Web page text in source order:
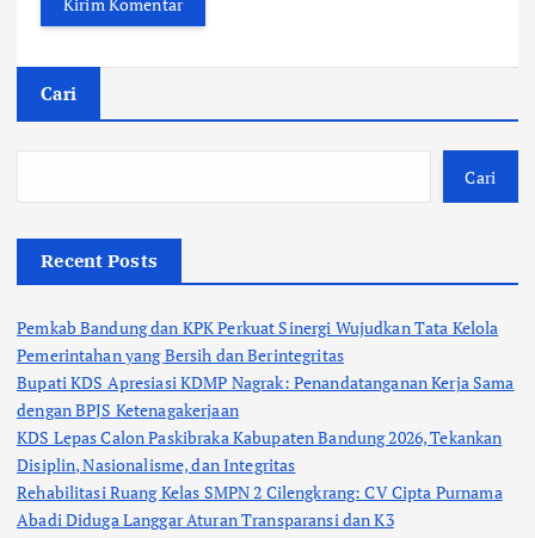
Cari
Cari
Recent Posts
Pemkab Bandung dan KPK Perkuat Sinergi Wujudkan Tata Kelola
Pemerintahan yang Bersih dan Berintegritas
Bupati KDS Apresiasi KDMP Nagrak: Penandatanganan Kerja Sama
dengan BPJS Ketenagakerjaan
KDS Lepas Calon Paskibraka Kabupaten Bandung 2026, Tekankan
Disiplin, Nasionalisme, dan Integritas
Rehabilitasi Ruang Kelas SMPN 2 Cilengkrang: CV Cipta Purnama
Abadi Diduga Langgar Aturan Transparansi dan K3